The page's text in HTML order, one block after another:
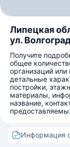
Липецкая
ул.
Получите
общее
организаций
детальные
постройки,
материалы,
название,
Информация